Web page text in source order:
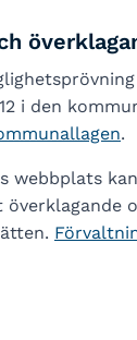
i den
.
webbplats
överklagande